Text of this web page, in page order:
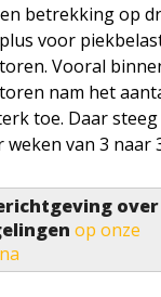
betrekking op
voor
Vooral
nam het
toe. Daar
van 3 naar
op onze